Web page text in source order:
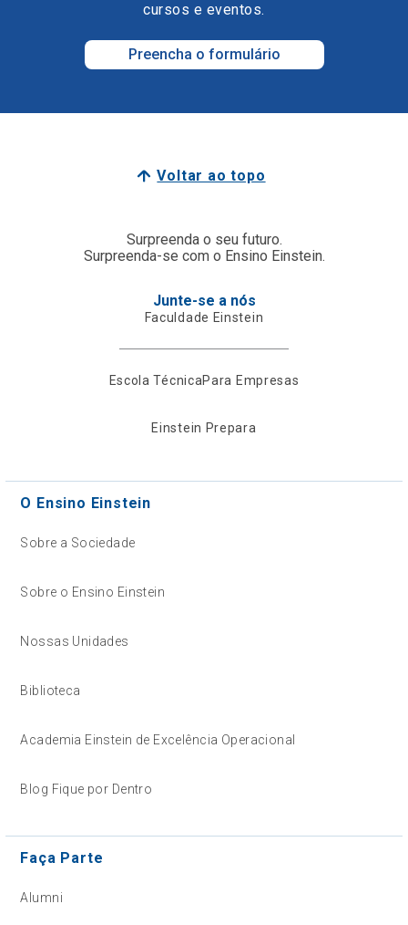
cursos e eventos.
Preencha o formulário
Voltar ao topo
Surpreenda o seu futuro.
Surpreenda-se com o Ensino Einstein.
Junte-se a nós
Faculdade Einstein
Escola TécnicaPara Empresas
Einstein Prepara
O Ensino Einstein
Sobre a Sociedade
Sobre o Ensino Einstein
Nossas Unidades
Biblioteca
Academia Einstein de Excelência Operacional
Blog Fique por Dentro
Faça Parte
Alumni